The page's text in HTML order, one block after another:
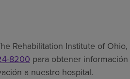
Rehabilitation Institute of
8200 para obtener
a nuestro hospital.